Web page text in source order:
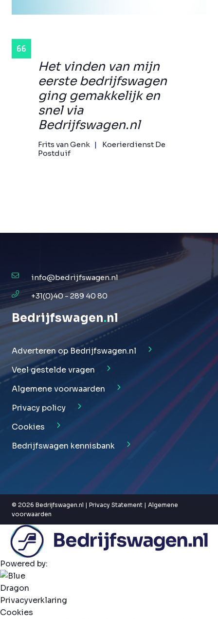
Het vinden van mijn
eerste bedrijfswagen
ging gemakkelijk en
snel via
Bedrijfswagen.nl
Frits van Genk
Koerierdienst De
Postduif
info@bedrijfswagen.nl
+31(0)40 - 289 40 80
Bedrijfswagen.nl
Adverteren op Bedrijfswagen.nl
Veel gestelde vragen
Algemene voorwaarden
Privacy policy
Cookies
Bedrijfswagen kennisbank
© 2026 Bedrijfswagen.nl | Privacy Statement | Algemene
voorwaarden
Powered by:
Privacyverklaring
Cookies